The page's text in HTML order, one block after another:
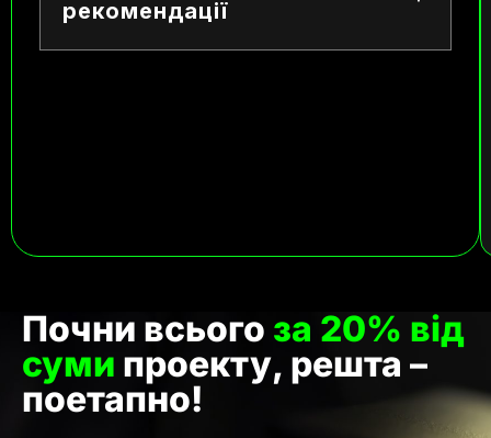
рекомендації
Почни всього за 20% від
суми проекту, решта –
поетапно!